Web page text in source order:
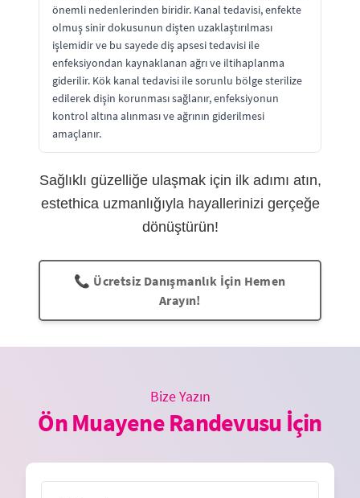
önemli nedenlerinden biridir. Kanal tedavisi, enfekte
olmuş sinir dokusunun dişten uzaklaştırılması
işlemidir ve bu sayede diş apsesi tedavisi ile
enfeksiyondan kaynaklanan ağrı ve iltihaplanma
giderilir. Kök kanal tedavisi ile sorunlu bölge sterilize
edilerek dişin korunması sağlanır, enfeksiyonun
kontrol altına alınması ve ağrının giderilmesi
amaçlanır.
Sağlıklı güzelliğe ulaşmak için ilk adımı atın,
estethica uzmanlığıyla hayallerinizi gerçeğe
dönüştürün!
📞 Ücretsiz Danışmanlık İçin Hemen
Arayın!
Bize Yazın
Ön Muayene Randevusu İçin